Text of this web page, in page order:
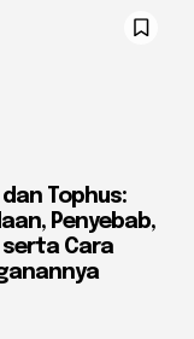
dan Tophus:
Penyebab,
serta Cara